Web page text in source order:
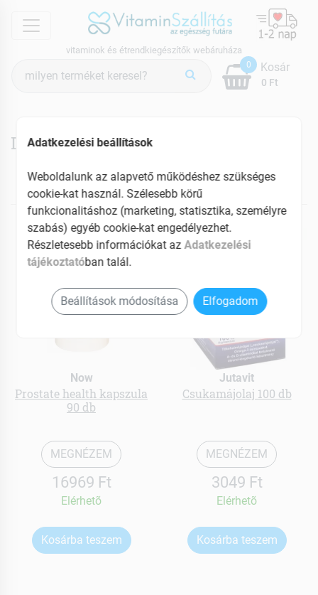
menu
vitaminok és étrendkiegészítők webáruháza
keresés
0
0 Ft
Kosár
Dr.makai termékek
NEKED AJÁNLJUK
Now
Prostate health kapszula
90 db
MEGNÉZEM
16969 Ft
Elérhetõ
Kosárba teszem
Jutavit
Csukamájolaj 100 db
MEGNÉZEM
3049 Ft
Elérhetõ
Kosárba teszem
Adatkezelési beállítások
Weboldalunk az alapvető működéshez szükséges
cookie-kat használ. Szélesebb körű
funkcionalitáshoz (marketing, statisztika, személyre
szabás) egyéb cookie-kat engedélyezhet.
Részletesebb információkat az Adatkezelési
tájékoztatóban talál.
Beállítások módosítása Elfogadom